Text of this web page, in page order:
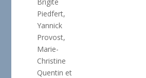
Piedfert,
Yannick
Provost,
Marie-
Christine
Quentin et